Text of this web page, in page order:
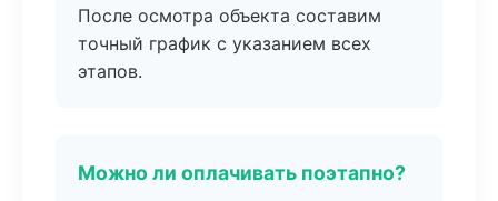
После осмотра объекта составим
точный график с указанием всех
этапов.
Можно ли оплачивать поэтапно?